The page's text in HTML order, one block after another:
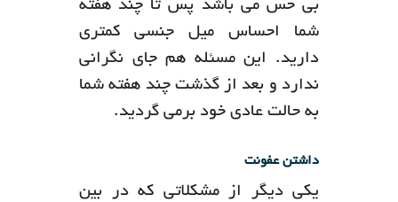
بی حس می باشد پس تا چند هفته
شما احساس میل جنسی کمتری
دارید. این مسئله هم جای نگرانی
ندارد و بعد از گذشت چند هفته شما
به حالت عادی خود برمی گردید.
داشتن عفونت
یکی دیگر از مشکلاتی که در بین